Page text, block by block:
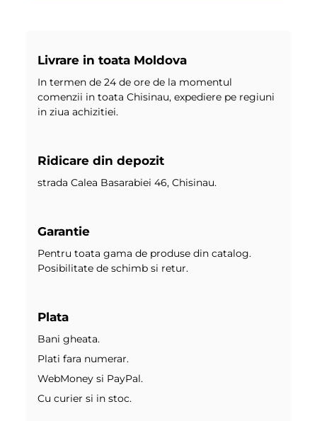
Livrare in toata Moldova
In termen de 24 de ore de la momentul
comenzii in toata Chisinau, expediere pe regiuni
in ziua achizitiei.
Ridicare din depozit
strada Calea Basarabiei 46, Chisinau.
Garantie
Pentru toata gama de produse din catalog.
Posibilitate de schimb si retur.
Plata
Bani gheata.
Plati fara numerar.
WebMoney si PayPal.
Cu curier si in stoc.